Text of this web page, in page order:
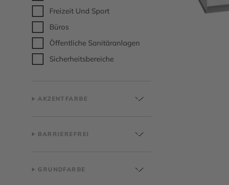
Freizeit Und Sport
Büros
Öffentliche Sanitäranlagen
Sicherheitsbereiche
AKZENTFARBE
BARRIEREFREI
GRUNDFARBE